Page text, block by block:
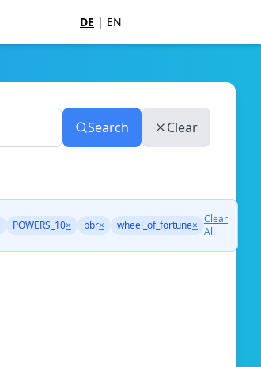
DE | EN
Search Clear
POWERS_10× bbr× wheel_of_fortune× Clear
All